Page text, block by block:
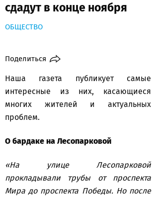
сдадут в конце ноября
ОБЩЕСТВО
Поделиться
Наша газета публикует самые
интересные из них, касающиеся
многих жителей и актуальных
проблем.
О бардаке на Лесопарковой
«На улице Лесопарковой
прокладывали трубы от проспекта
Мира до проспекта Победы. Но после